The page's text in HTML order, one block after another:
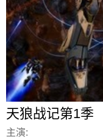
天狼战记第1季
主演: